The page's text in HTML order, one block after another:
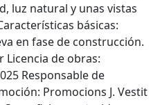
luz natural y unas vistas
básicas:
en fase de construcción.
Licencia de obras:
Responsable de
Promocions J. Vestit